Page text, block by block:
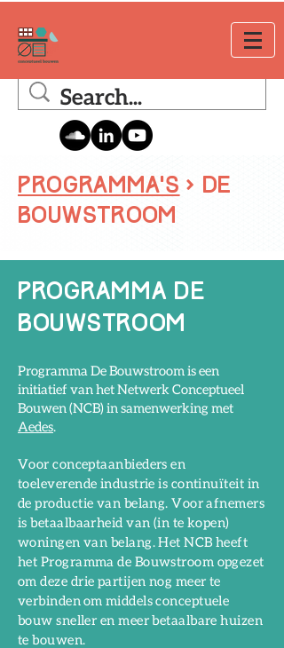
programma's > De
bouwstroom
programma De
bouwstroom
Programma De Bouwstroom is een
initiatief van het Netwerk Conceptueel
Bouwen (NCB) in samenwerking met
Aedes.
Voor conceptaanbieders en
toeleverende industrie is continuïteit in
de productie van belang. Voor afnemers
is betaalbaarheid van (in te kopen)
woningen van belang. Het NCB heeft
het Programma de Bouwstroom opgezet
om deze drie partijen nog meer te
verbinden om middels conceptuele
bouw sneller en meer betaalbare huizen
te bouwen.